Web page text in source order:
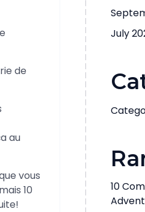
de
au
vous
10
July
10